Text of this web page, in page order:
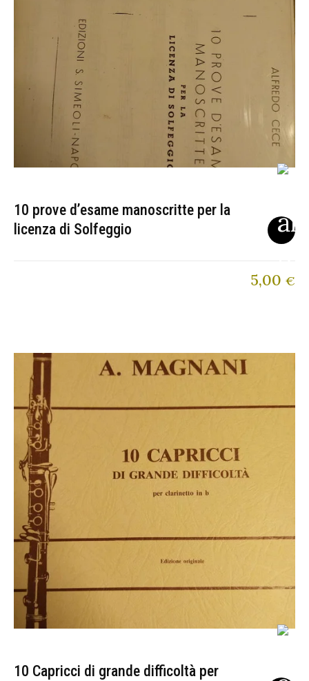
10 prove d’esame manoscritte per la
licenza di Solfeggio
5,00 €
10 Capricci di grande difficoltà per